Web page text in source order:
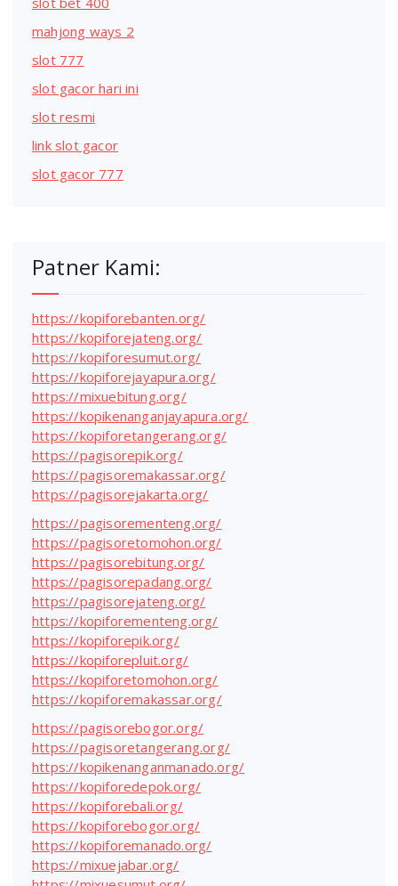
mahjong ways 2
slot 777
slot gacor hari ini
slot resmi
link slot gacor
slot gacor 777
Patner Kami:
https://kopiforebanten.org/
https://kopiforejateng.org/
https://kopiforesumut.org/
https://kopiforejayapura.org/
https://mixuebitung.org/
https://kopikenanganjayapura.org/
https://kopiforetangerang.org/
https://pagisorepik.org/
https://pagisoremakassar.org/
https://pagisorejakarta.org/
https://pagisorementeng.org/
https://pagisoretomohon.org/
https://pagisorebitung.org/
https://pagisorepadang.org/
https://pagisorejateng.org/
https://kopiforementeng.org/
https://kopiforepik.org/
https://kopiforepluit.org/
https://kopiforetomohon.org/
https://kopiforemakassar.org/
https://pagisorebogor.org/
https://pagisoretangerang.org/
https://kopikenanganmanado.org/
https://kopiforedepok.org/
https://kopiforebali.org/
https://kopiforebogor.org/
https://kopiforemanado.org/
https://mixuejabar.org/